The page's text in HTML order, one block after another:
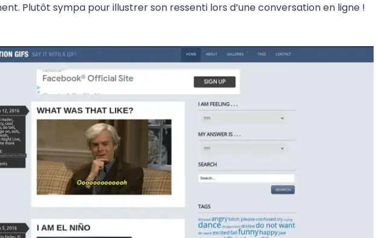
Plutôt sympa pour illustrer son ressenti lors d’une conversation en ligne !